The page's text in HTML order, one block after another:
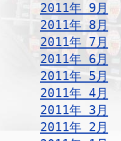
2011年 9月
2011年 8月
2011年 7月
2011年 6月
2011年 5月
2011年 4月
2011年 3月
2011年 2月